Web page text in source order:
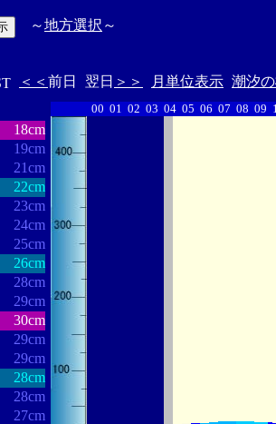
～地方選択 ～
＜＜ 前日 翌日 ＞＞ 月単位表示 潮汐
18cm
19cm
21cm
22cm
23cm
24cm
25cm
26cm
28cm
29cm
30cm
29cm
29cm
28cm
28cm
27cm
00 01 02 03 04 05 06 07 08 09